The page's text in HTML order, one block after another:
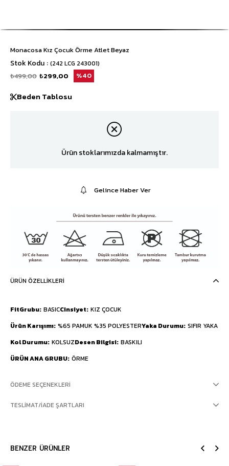
Monacosa Kız Çocuk Örme Atlet Beyaz
Stok Kodu (242 LCG 243001)
₺499,00 ₺299,00 40
Beden Tablosu
Ürün stoklarımızda kalmamıştır.
Gelince Haber Ver
ÜRÜN ÖZELLIKLERI
FitGrubu BASICCinsiyet KIZ ÇOCUK
Ürün Karışımı %65 PAMUK %35 POLYESTERYaka Durumu SIFIR YAKA
Kol Durumu KOLSUZDesen Bilgisi BASKILI
ÜRÜN ANA GRUBU ÖRME
ÖDEME SEÇENEKLERI
TESLIMAT/İADE ŞARTLARI
BENZER ÜRÜNLER